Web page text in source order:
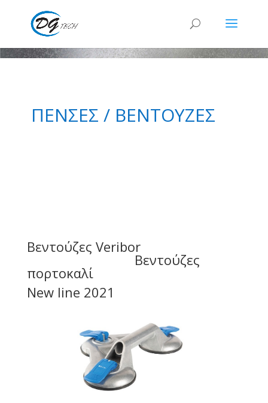
ΠΕΝΣΕΣ / ΒΕΝΤΟΥΖΕΣ
Βεντούζες Veribor
Βεντούζες
πορτοκαλί
New line 2021